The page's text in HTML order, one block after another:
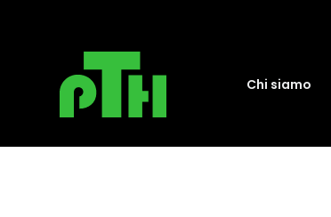
Chi siamo